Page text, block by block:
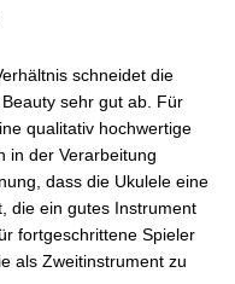
schneidet die
sehr gut ab. Für
qualitativ hochwertige
in der Verarbeitung
dass die Ukulele eine
die ein gutes Instrument
fortgeschrittene Spieler
als Zweitinstrument zu